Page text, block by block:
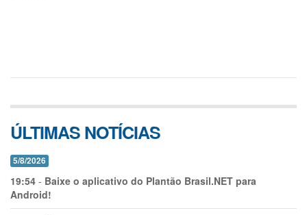
ÚLTIMAS NOTÍCIAS
5/8/2026
19:54 - Baixe o aplicativo do Plantão Brasil.NET para
Android!